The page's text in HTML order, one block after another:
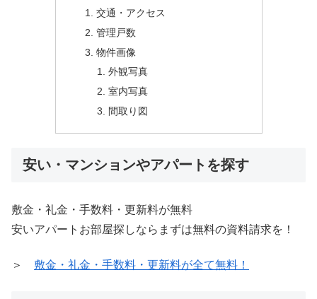
交通・アクセス
管理戸数
物件画像
外観写真
室内写真
間取り図
安い・マンションやアパートを探す
敷金・礼金・手数料・更新料が無料
安いアパートお部屋探しならまずは無料の資料請求を！
＞ 敷金・礼金・手数料・更新料が全て無料！